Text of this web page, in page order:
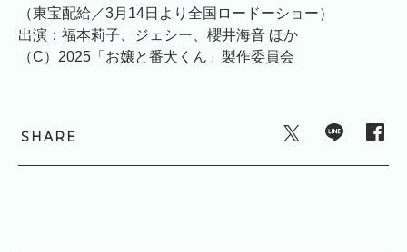
（東宝配給／3月14日より全国ロードーショー）
出演：福本莉子、ジェシー、櫻井海音 ほか
（C）2025「お嬢と番犬くん」製作委員会
SHARE